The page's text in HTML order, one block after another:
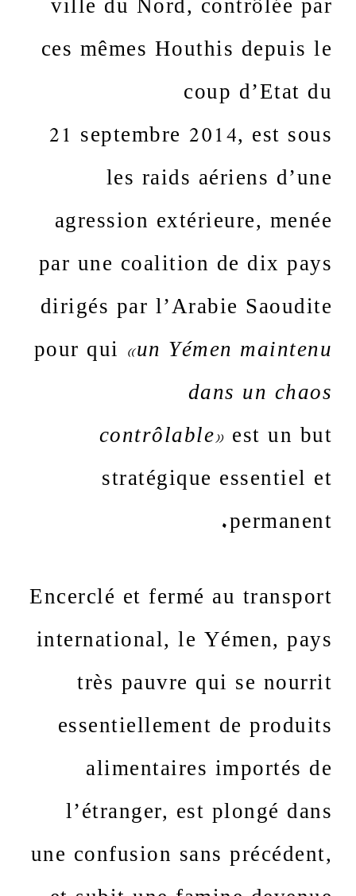
ces mêmes Houthis depuis le
coup d’Etat du
21 septembre 2014, est sous
les raids aériens d’une
agression extérieure, menée
par une coalition de dix pays
dirigés par l’Arabie Saoudite
pour qui «un Yémen maintenu
dans un chaos
contrôlable»est un but
stratégique essentiel et
permanent.
Encerclé et fermé au transport
international, le Yémen, pays
très pauvre qui se nourrit
essentiellement de produits
alimentaires importés de
l’étranger, est plongé dans
une confusion sans précédent,